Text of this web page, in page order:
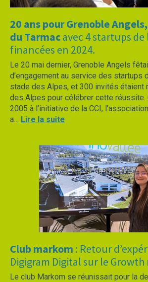
20 ans pour Grenoble
du Tarmacavec 4 startups
financées en 2024.
Le 20 mai dernier, Grenoble Angels
d’engagement au service des startups
stade des Alpes, et 300 invités étaient
des Alpes pour célébrer cette réussite.
2005 à l’initiative de la CCI,
a… Lire la suite
Club markom : Retour
Digigram Digital sur le
Le club Markom se réunissait pour la